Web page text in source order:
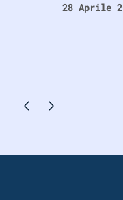
28 Aprile
Pagina precedente
Pagina successiva